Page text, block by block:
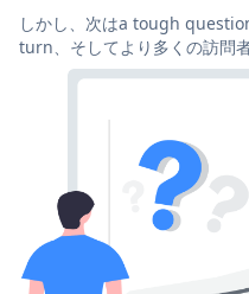
しかし、次はa tough
turn、そしてより多くの訪問